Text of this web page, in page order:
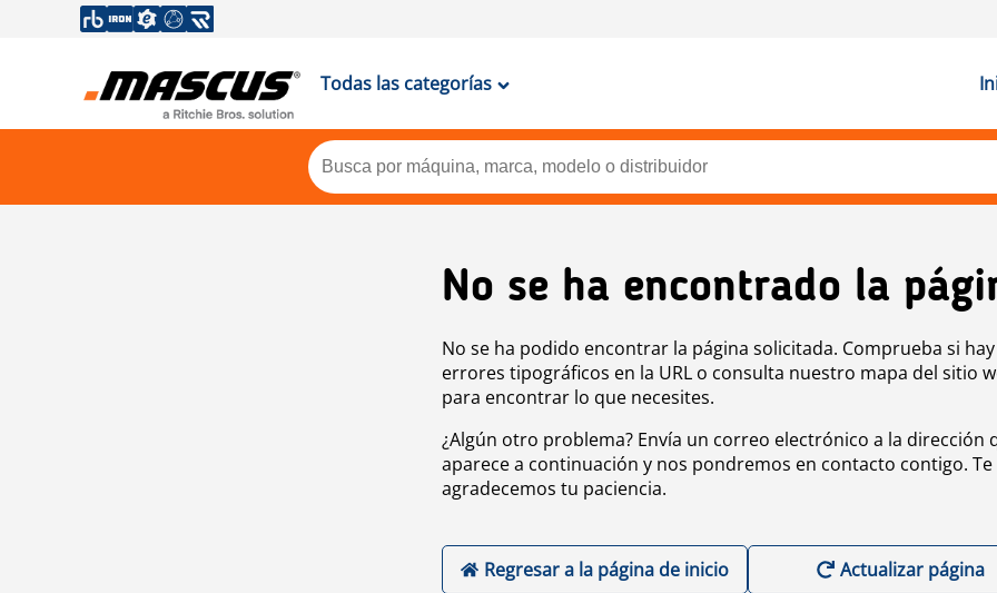
Todas las categorías
No se ha encontrado la
No se ha podido encontrar la página solicitada. Comprueba si hay
errores tipográficos en la URL o consulta nuestro mapa del sitio
para encontrar lo que necesites.
¿Algún otro problema? Envía un correo electrónico a la dirección
aparece a continuación y nos pondremos en contacto contigo. Te
agradecemos tu paciencia.
Regresar a la página de inicio Actualizar página